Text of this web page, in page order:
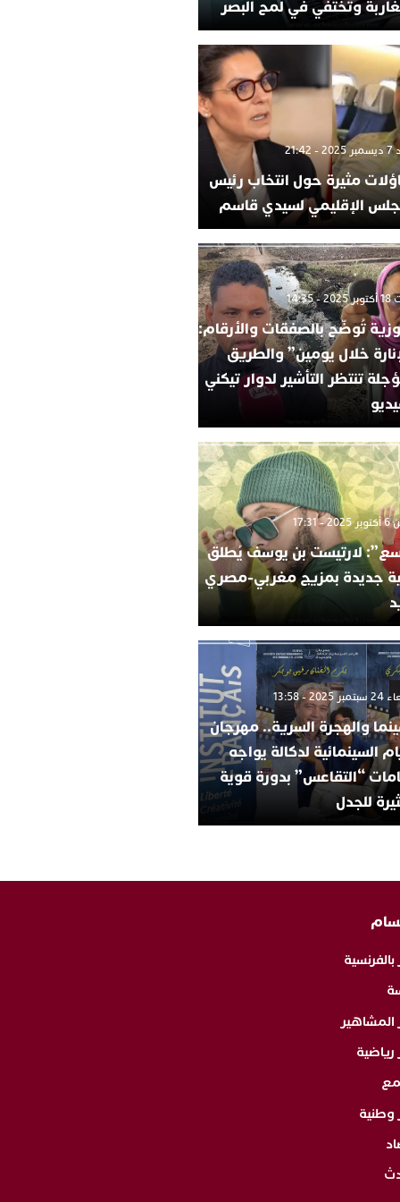
وتختفي في لمح البصر
مثيرة حول انتخاب رئيس
الإقليمي لسيدي قاسم
- 14:35
تُوضّح بالصفقات والأرقام:
خلال يومين” والطريق
تنتظر التأشير لدوار تيكني
- 17:31
لارتيست بن يوسف يُطلق
جديدة بمزيج مغربي-مصري
- 13:58
والهجرة السرية.. مهرجان
السينمائية لدكالة يواجه
“التقاعس” بدورة قوية
للجدل
بالفرنسية
المشاهير
رياضية
وطنية